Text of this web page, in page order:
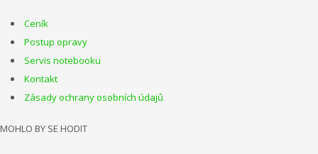
Ceník
Postup opravy
Servis notebooku
Kontakt
Zásady ochrany osobních údajů
MOHLO BY SE HODIT